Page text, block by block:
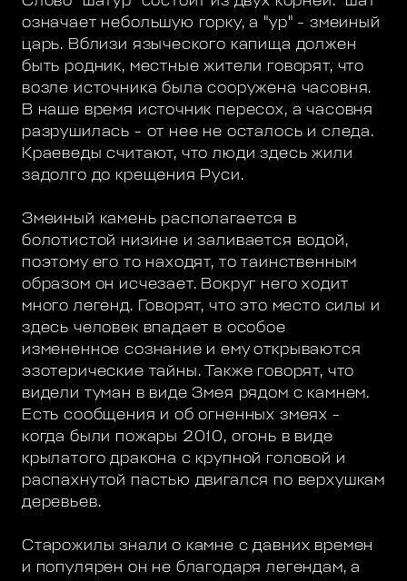
означает небольшую горку, а "ур" - змеиный
царь. Вблизи языческого капища должен
быть родник, местные жители говорят, что
возле источника была сооружена часовня.
В наше время источник пересох, а часовня
разрушилась - от нее не осталось и следа.
Краеведы считают, что люди здесь жили
задолго до крещения Руси.
Змеиный камень располагается в
болотистой низине и заливается водой,
поэтому его то находят, то таинственным
образом он исчезает. Вокруг него ходит
много легенд. Говорят, что это место силы и
здесь человек впадает в особое
измененное сознание и ему открываются
эзотерические тайны. Также говорят, что
видели туман в виде Змея рядом с камнем.
Есть сообщения и об огненных змеях -
когда были пожары 2010, огонь в виде
крылатого дракона с крупной головой и
распахнутой пастью двигался по верхушкам
деревьев.
Старожилы знали о камне с давних времен
и популярен он не благодаря легендам, а